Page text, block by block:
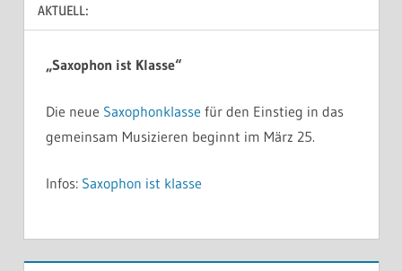
AKTUELL:
„Saxophon ist Klasse“
Die neue Saxophonklasse für den Einstieg in das
gemeinsam Musizieren beginnt im März 25.
Infos: Saxophon ist klasse